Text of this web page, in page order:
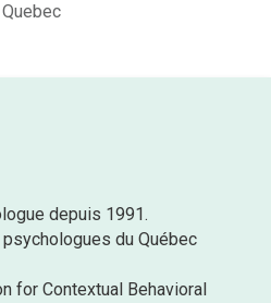
Quebec
depuis 1991.
psychologues du Québec
for Contextual Behavioral